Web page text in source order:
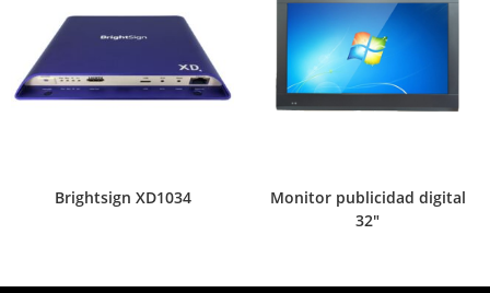
Brightsign XD1034
Monitor publicidad digital
32″